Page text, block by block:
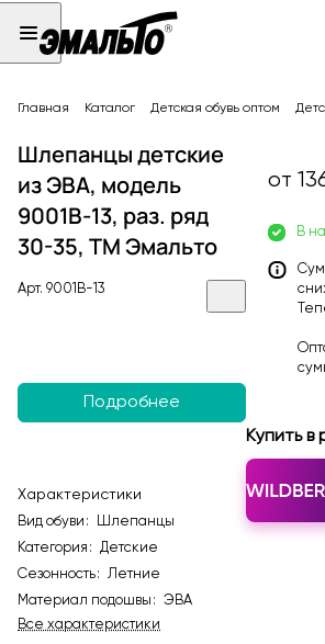
Главная Каталог Детская обувь оптом
Шлепанцы детские
из ЭВА, модель
9001B-13, раз. ряд
30-35, ТМ Эмальто
Арт. 9001B-13
Подробнее
Характеристики
Вид обуви :
Шлепанцы
Категория :
Детские
Сезонность:
Летние
Материал подошвы :
ЭВА
Все характеристики
от
В
Купить в